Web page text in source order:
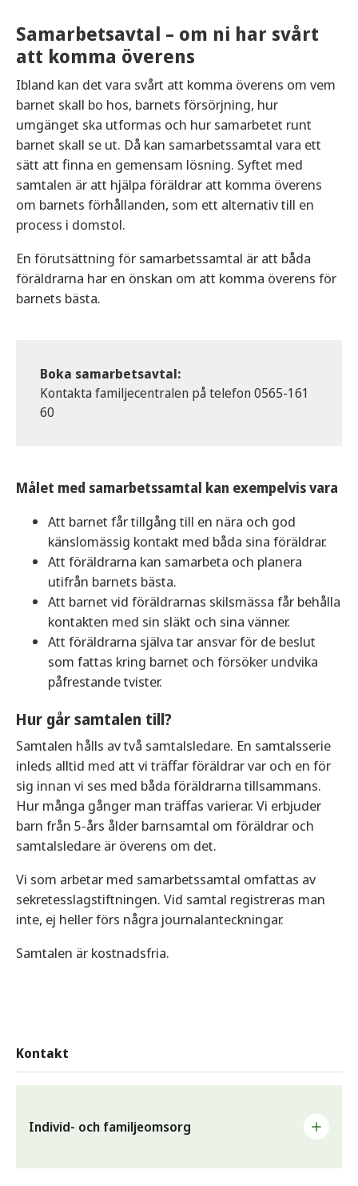
Samarbetsavtal – om ni har svårt
att komma överens
Ibland kan det vara svårt att komma överens om vem
barnet skall bo hos, barnets försörjning, hur
umgänget ska utformas och hur samarbetet runt
barnet skall se ut. Då kan samarbetssamtal vara ett
sätt att finna en gemensam lösning. Syftet med
samtalen är att hjälpa föräldrar att komma överens
om barnets förhållanden, som ett alternativ till en
process i domstol.
En förutsättning för samarbetssamtal är att båda
föräldrarna har en önskan om att komma överens för
barnets bästa.
Boka samarbetsavtal:
Kontakta familjecentralen på telefon 0565-161
60
Målet med samarbetssamtal kan exempelvis vara
Att barnet får tillgång till en nära och god
känslomässig kontakt med båda sina föräldrar.
Att föräldrarna kan samarbeta och planera
utifrån barnets bästa.
Att barnet vid föräldrarnas skilsmässa får behålla
kontakten med sin släkt och sina vänner.
Att föräldrarna själva tar ansvar för de beslut
som fattas kring barnet och försöker undvika
påfrestande tvister.
Hur går samtalen till?
Samtalen hålls av två samtalsledare. En samtalsserie
inleds alltid med att vi träffar föräldrar var och en för
sig innan vi ses med båda föräldrarna tillsammans.
Hur många gånger man träffas varierar. Vi erbjuder
barn från 5-års ålder barnsamtal om föräldrar och
samtalsledare är överens om det.
Vi som arbetar med samarbetssamtal omfattas av
sekretesslagstiftningen. Vid samtal registreras man
inte, ej heller förs några journalanteckningar.
Samtalen är kostnadsfria.
Kontakt
Individ- och familjeomsorg